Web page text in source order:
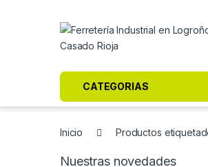
CATEGORIAS
Inicio Productos
Nuestras novedades